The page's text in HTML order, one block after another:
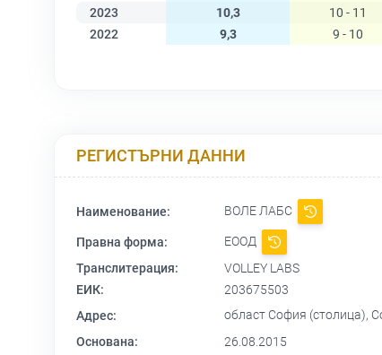
2023
10,3 10 - 11
2022
9,3 9 - 10
РЕГИСТЪРНИ ДАННИ
Наименование: ВОЛЕ ЛАБС
Правна форма:
ЕООД
Транслитерация:
VOLLEY LABS
ЕИК:
203675503
Адрес:
област София (столица),
Основана:
26.08.2015